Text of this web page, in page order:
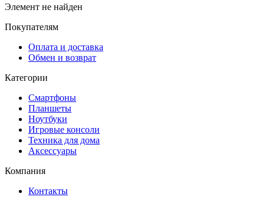
Элемент не найден
Покупателям
Оплата и доставка
Обмен и возврат
Категории
Смартфоны
Планшеты
Ноутбуки
Игровые консоли
Техника для дома
Аксессуары
Компания
Контакты